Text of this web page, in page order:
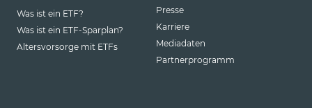
Was ist ein ETF?
Was ist ein ETF-Sparplan?
Altersvorsorge mit ETFs
Presse
Karriere
Mediadaten
Partnerprogramm